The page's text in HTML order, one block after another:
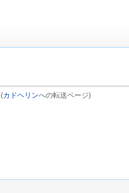
(カドヘリンへの転送ページ)